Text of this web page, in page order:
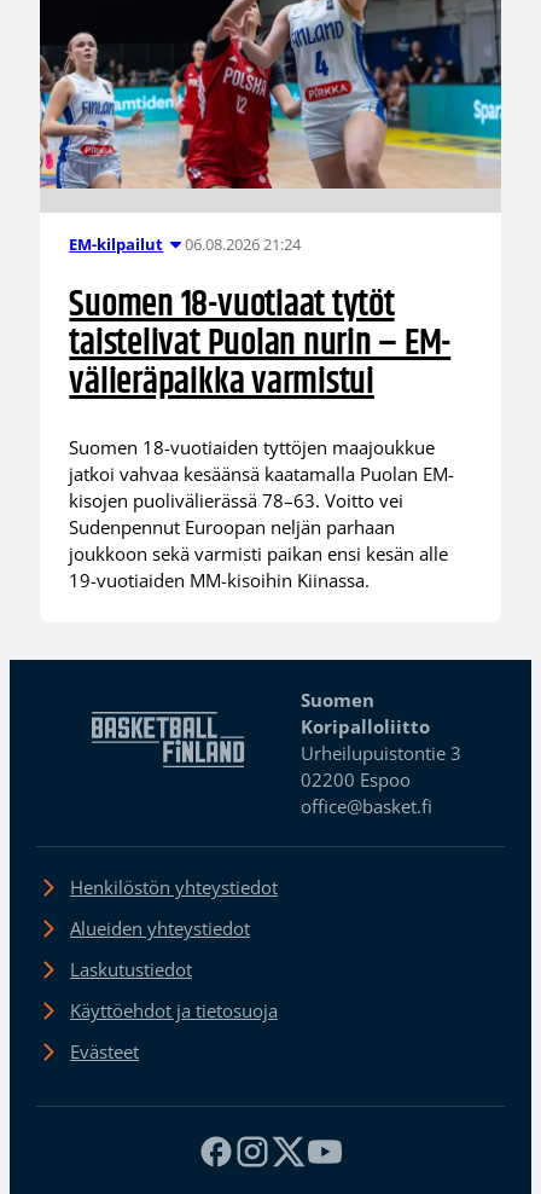
EM-kilpailut 06.08.2026 21:24
Suomen 18-vuotiaat tytöt
taistelivat Puolan nurin – EM-
välieräpaikka varmistui
Suomen 18-vuotiaiden tyttöjen maajoukkue
jatkoi vahvaa kesäänsä kaatamalla Puolan EM-
kisojen puolivälierässä 78–63. Voitto vei
Sudenpennut Euroopan neljän parhaan
joukkoon sekä varmisti paikan ensi kesän alle
19-vuotiaiden MM-kisoihin Kiinassa.
Suomen
Koripalloliitto
Urheilupuistontie 3
02200 Espoo
office@basket.fi
Henkilöstön yhteystiedot
Alueiden yhteystiedot
Laskutustiedot
Käyttöehdot ja tietosuoja
Evästeet